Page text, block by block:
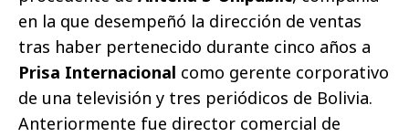
en la que desempeñó la dirección de ventas
tras haber pertenecido durante cinco años a
Prisa Internacional como gerente corporativo
de una televisión y tres periódicos de Bolivia.
Anteriormente fue director comercial de